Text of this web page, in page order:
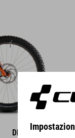
DETTAGLI